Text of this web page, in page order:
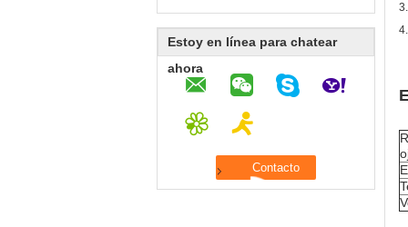
Estoy en línea para chatear
ahora
3.
4.